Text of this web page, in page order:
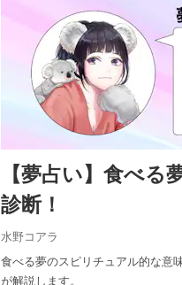
【夢占い】食べ
診断！
水野コアラ
食べる夢のスピリチュアル的な意
が解説します。